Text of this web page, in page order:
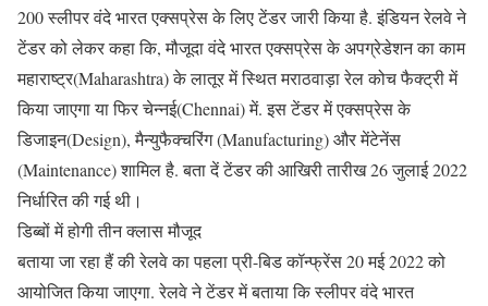
200 स्लीपर वंदे भारत एक्सप्रेस के लिए टेंडर जारी किया है. इंडियन रेलवे ने
टेंडर को लेकर कहा कि, मौजूदा वंदे भारत एक्सप्रेस के अपग्रेडेशन का काम
महाराष्ट्र(Maharashtra) के लातूर में स्थित मराठवाड़ा रेल कोच फैक्ट्री में
किया जाएगा या फिर चेन्नई(Chennai) में. इस टेंडर में एक्सप्रेस के
डिजाइन(Design), मैन्युफैक्चरिंग (Manufacturing) और मेंटेनेंस
(Maintenance) शामिल है. बता दें टेंडर की आखिरी तारीख 26 जुलाई 2022
निर्धारित की गई थी।
डिब्बों में होगी तीन क्लास मौजूद
बताया जा रहा हैं की रेलवे का पहला प्री-बिड कॉन्फ्रेंस 20 मई 2022 को
आयोजित किया जाएगा. रेलवे ने टेंडर में बताया कि स्लीपर वंदे भारत